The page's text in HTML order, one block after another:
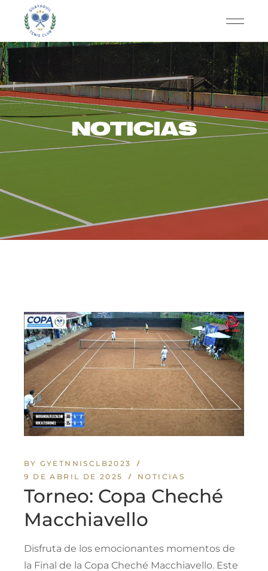
NOTICIAS
BY GYETNNISCLB2023
9 DE ABRIL DE 2025
NOTICIAS
Torneo: Copa Cheché
Macchiavello
Disfruta de los emocionantes momentos de
la Final de la Copa Cheché Macchiavello. Este